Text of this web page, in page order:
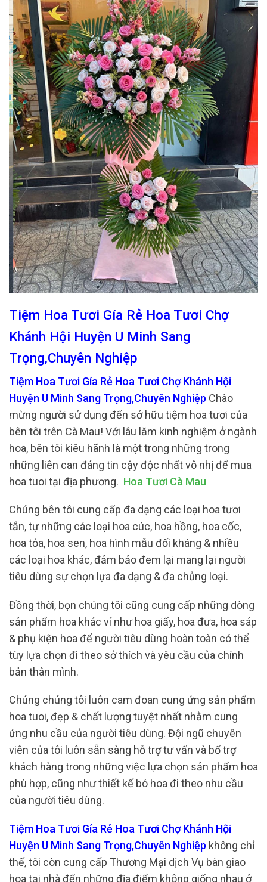
Tiệm Hoa Tươi Gía Rẻ Hoa Tươi Chợ
Khánh Hội Huyện U Minh Sang
Trọng,Chuyên Nghiệp
Tiệm Hoa Tươi Gía Rẻ Hoa Tươi Chợ Khánh Hội
Huyện U Minh Sang Trọng,Chuyên Nghiệp Chào
mừng người sử dụng đến sở hữu tiệm hoa tươi của
bên tôi trên Cà Mau! Với lâu lăm kinh nghiệm ở ngành
hoa, bên tôi kiêu hãnh là một trong những trong
những liên can đáng tin cậy độc nhất vô nhị để mua
hoa tuoi tại địa phương. Hoa Tươi Cà Mau
Chúng bên tôi cung cấp đa dạng các loại hoa tươi
tắn, tự những các loại hoa cúc, hoa hồng, hoa cốc,
hoa tỏa, hoa sen, hoa hình mẫu đối kháng & nhiều
các loại hoa khác, đảm bảo đem lại mang lại người
tiêu dùng sự chọn lựa đa dạng & đa chủng loại.
Đồng thời, bọn chúng tôi cũng cung cấp những dòng
sản phẩm hoa khác ví như hoa giấy, hoa đưa, hoa sáp
& phụ kiện hoa để người tiêu dùng hoàn toàn có thể
tùy lựa chọn đi theo sở thích và yêu cầu của chính
bản thân mình.
Chúng chúng tôi luôn cam đoan cung ứng sản phẩm
hoa tuoi, đẹp & chất lượng tuyệt nhất nhằm cung
ứng nhu cầu của người tiêu dùng. Đội ngũ chuyên
viên của tôi luôn sẵn sàng hỗ trợ tư vấn và bổ trợ
khách hàng trong những việc lựa chọn sản phẩm hoa
phù hợp, cũng như thiết kế bó hoa đi theo nhu cầu
của người tiêu dùng.
Tiệm Hoa Tươi Gía Rẻ Hoa Tươi Chợ Khánh Hội
Huyện U Minh Sang Trọng,Chuyên Nghiệp không chỉ
thế, tôi còn cung cấp Thương Mại dịch Vụ bàn giao
hoa tại nhà đến những địa điểm không giống nhau ở